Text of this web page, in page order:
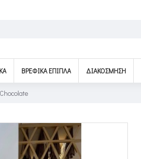
BΡΕΦΙΚΆ ΈΠΙΠΛΑ ΔΙΑΚΌΣΜΗΣΗ